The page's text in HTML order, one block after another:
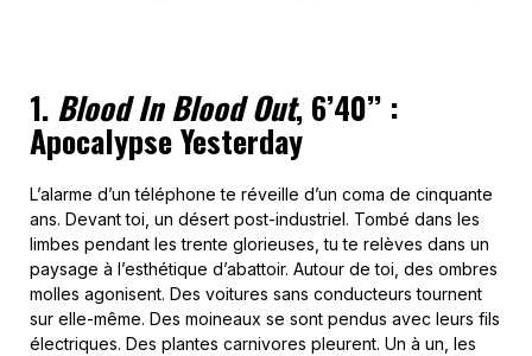
1. Blood In Blood Out, 6’40’’ :
Apocalypse Yesterday
L’alarme d’un téléphone te réveille d’un coma de cinquante
ans. Devant toi, un désert post-industriel. Tombé dans les
limbes pendant les trente glorieuses, tu te relèves dans un
paysage à l’esthétique d’abattoir. Autour de toi, des ombres
molles agonisent. Des voitures sans conducteurs tournent
sur elle-même. Des moineaux se sont pendus avec leurs fils
électriques. Des plantes carnivores pleurent. Un à un, les